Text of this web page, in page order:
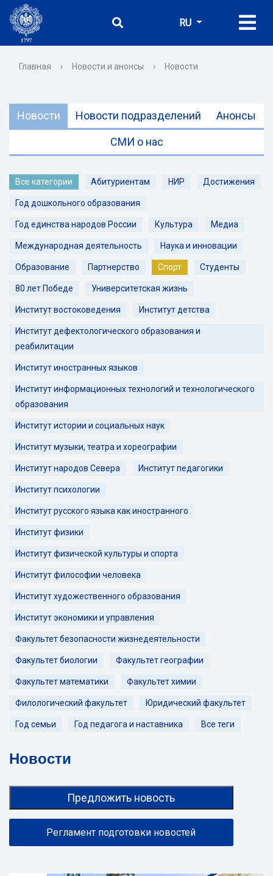
RU
Главная › Новости и анонсы › Новости
Новости Новости подразделений Анонсы
СМИ о нас
Все категории Абитуриентам НИР Достижения
Год дошкольного образования
Год единства народов России Культура Медиа
Международная деятельность Наука и инновации
Образование Партнерство Спорт Студенты
80 лет Победе Университетская жизнь
Институт востоковедения Институт детства
Институт дефектологического образования и
реабилитации
Институт иностранных языков
Институт информационных технологий и технологического
образования
Институт истории и социальных наук
Институт музыки, театра и хореографии
Институт народов Севера Институт педагогики
Институт психологии
Институт русского языка как иностранного
Институт физики
Институт физической культуры и спорта
Институт философии человека
Институт художественного образования
Институт экономики и управления
Факультет безопасности жизнедеятельности
Факультет биологии Факультет географии
Факультет математики Факультет химии
Филологический факультет Юридический факультет
Год семьи Год педагога и наставника Все теги
Новости
Предложить новость
Регламент подготовки новостей